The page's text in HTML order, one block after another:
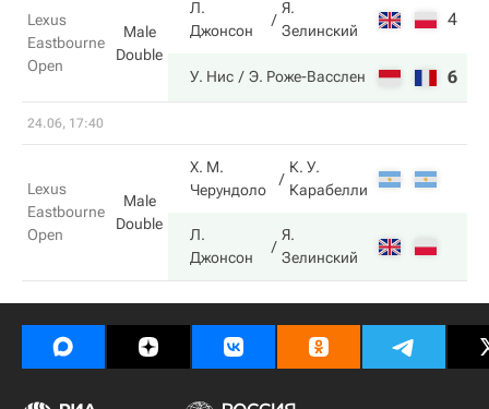
Lexus
Eastbourne
Open
Male
Double
Л.
Джонсон
Я.
Зелинский
4
У. Нис Э. Роже-Васслен 6
24.06, 17:40
Lexus
Eastbourne
Open
Male
Double
Х. М.
Черундоло
К. У.
Карабелли
Л.
Джонсон
Я.
Зелинский